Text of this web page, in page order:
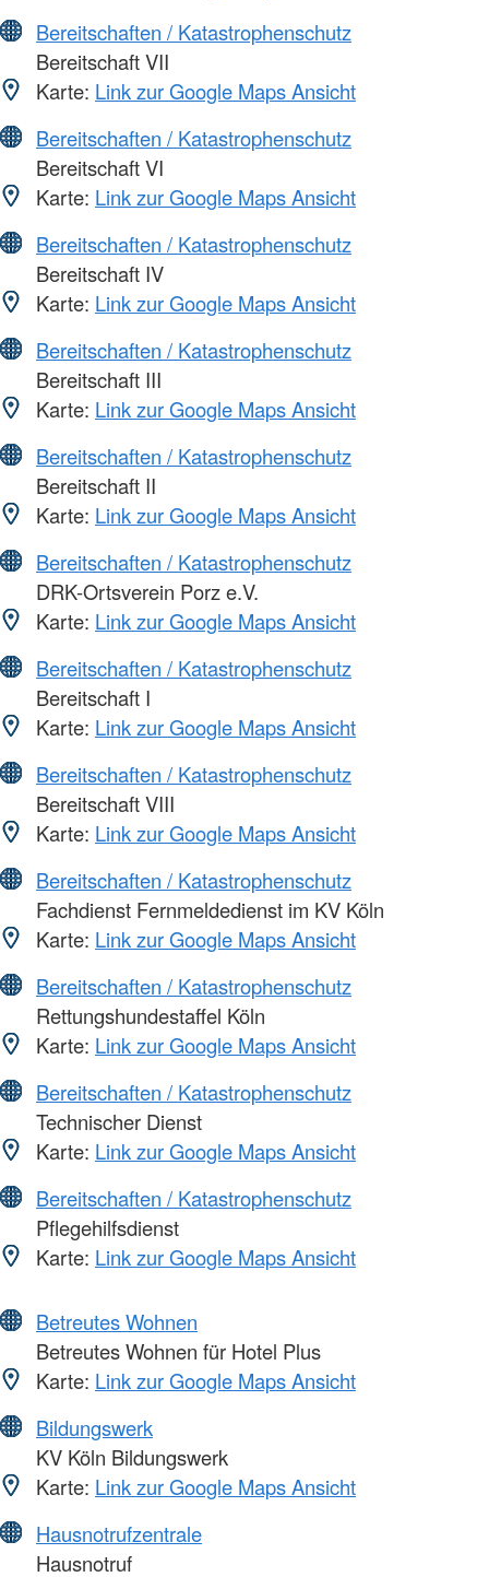
Bereitschaften / Katastrophenschutz
Bereitschaft VII
Karte: Link zur Google Maps Ansicht
Bereitschaften / Katastrophenschutz
Bereitschaft VI
Karte: Link zur Google Maps Ansicht
Bereitschaften / Katastrophenschutz
Bereitschaft IV
Karte: Link zur Google Maps Ansicht
Bereitschaften / Katastrophenschutz
Bereitschaft III
Karte: Link zur Google Maps Ansicht
Bereitschaften / Katastrophenschutz
Bereitschaft II
Karte: Link zur Google Maps Ansicht
Bereitschaften / Katastrophenschutz
DRK-Ortsverein Porz e.V.
Karte: Link zur Google Maps Ansicht
Bereitschaften / Katastrophenschutz
Bereitschaft I
Karte: Link zur Google Maps Ansicht
Bereitschaften / Katastrophenschutz
Bereitschaft VIII
Karte: Link zur Google Maps Ansicht
Bereitschaften / Katastrophenschutz
Fachdienst Fernmeldedienst im KV Köln
Karte: Link zur Google Maps Ansicht
Bereitschaften / Katastrophenschutz
Rettungshundestaffel Köln
Karte: Link zur Google Maps Ansicht
Bereitschaften / Katastrophenschutz
Technischer Dienst
Karte: Link zur Google Maps Ansicht
Bereitschaften / Katastrophenschutz
Pflegehilfsdienst
Karte: Link zur Google Maps Ansicht
Betreutes Wohnen
Betreutes Wohnen für Hotel Plus
Karte: Link zur Google Maps Ansicht
Bildungswerk
KV Köln Bildungswerk
Karte: Link zur Google Maps Ansicht
Hausnotrufzentrale
Hausnotruf